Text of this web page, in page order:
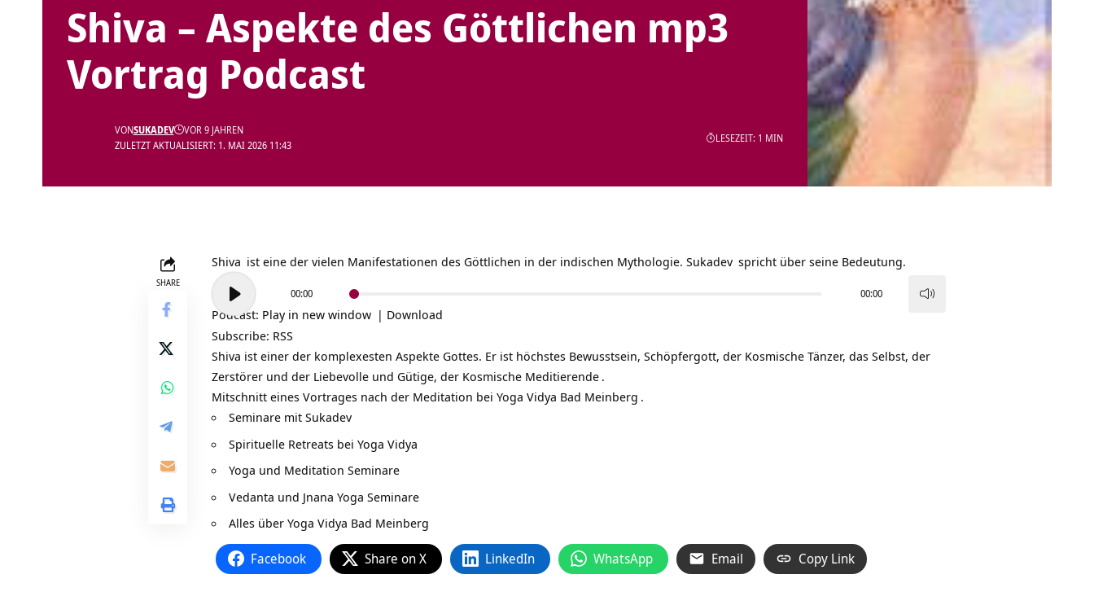
Shiva – Aspekte des Göttlichen mp3
Vortrag Podcast
ZULETZT AKTUALISIERT: 1. MAI 2026 11:43
VONSUKADEV VOR 9 JAHREN
LESEZEIT: 1 MIN
SHARE
Shiva ist eine der vielen Manifestationen des Göttlichen in der indischen Mythologie. Sukadev spricht über seine Bedeutung.
Audio-
Player
00:00 00:00
Podcast: Play in new window | Download
Subscribe: RSS
Shiva ist einer der komplexesten Aspekte Gottes. Er ist höchstes Bewusstsein, Schöpfergott, der Kosmische Tänzer, das Selbst, der
Zerstörer und der Liebevolle und Gütige, der Kosmische Meditierende .
Mitschnitt eines Vortrages nach der Meditation bei Yoga Vidya Bad Meinberg .
Seminare mit Sukadev
Spirituelle Retreats bei Yoga Vidya
Yoga und Meditation Seminare
Vedanta und Jnana Yoga Seminare
Alles über Yoga Vidya Bad Meinberg
Facebook Share on X LinkedIn WhatsApp Email Copy Link